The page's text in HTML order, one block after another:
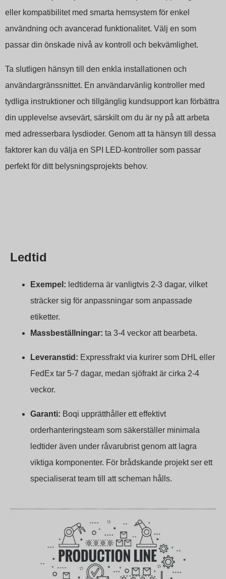
eller kompatibilitet med smarta hemsystem för enkel
användning och avancerad funktionalitet. Välj en som
passar din önskade nivå av kontroll och bekvämlighet.
Ta slutligen hänsyn till den enkla installationen och
användargränssnittet. En användarvänlig kontroller med
tydliga instruktioner och tillgänglig kundsupport kan förbättra
din upplevelse avsevärt, särskilt om du är ny på att arbeta
med adresserbara lysdioder. Genom att ta hänsyn till dessa
faktorer kan du välja en SPI LED-kontroller som passar
perfekt för ditt belysningsprojekts behov.
Ledtid
Exempel: ledtiderna är vanligtvis 2-3 dagar, vilket
sträcker sig för anpassningar som anpassade
etiketter.
Massbeställningar: ta 3-4 veckor att bearbeta.
Leveranstid: Expressfrakt via kurirer som DHL eller
FedEx tar 5-7 dagar, medan sjöfrakt är cirka 2-4
veckor.
Garanti: Boqi upprätthåller ett effektivt
orderhanteringsteam som säkerställer minimala
ledtider även under råvarubrist genom att lagra
viktiga komponenter. För brådskande projekt ser ett
specialiserat team till att scheman hålls.